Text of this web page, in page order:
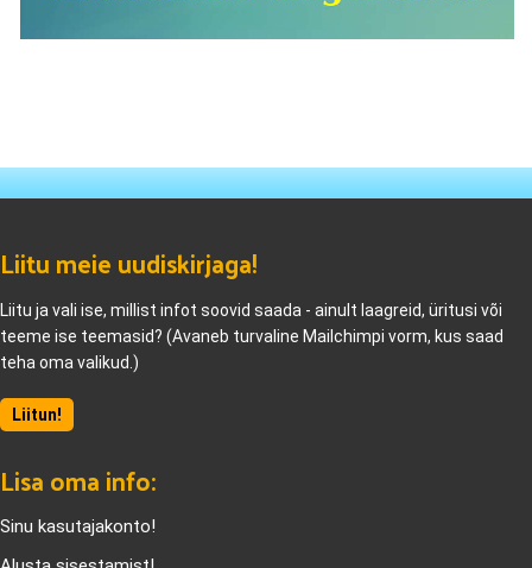
Liitu meie uudiskirjaga!
Liitu ja vali ise, millist infot soovid saada - ainult laagreid, üritusi või
teeme ise teemasid? (Avaneb turvaline Mailchimpi vorm, kus saad
teha oma valikud.)
Liitun!
Lisa oma info:
Sinu kasutajakonto!